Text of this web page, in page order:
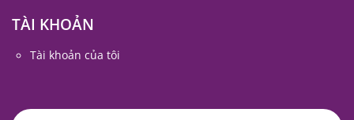
TÀI KHOẢN
Tài khoản của tôi